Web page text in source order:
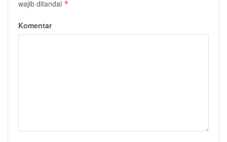
wajib ditandai *
Komentar